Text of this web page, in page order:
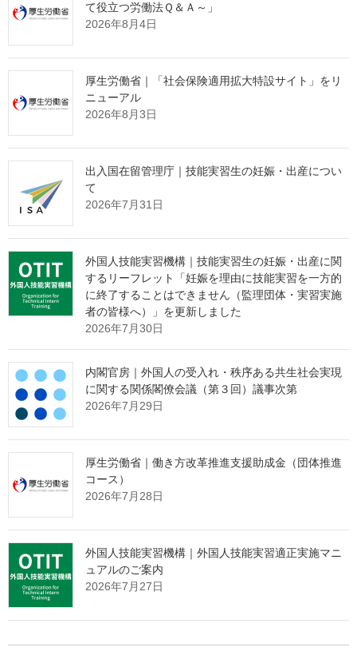
（MOC：Memorandum of Cooperation）を作成しました。
タイ王国との間では、既に技能実習制度に関する協力覚書を作
成しているところ、技能実習制度に替わり育成就労制度が運用開
今回の覚書は、育成就労外国人の送出しや受入れに関する二国
間の約束を定めることにより、両国が協力して、育成就労外国人
の保護をはじめ、育成就労制度の適正な運用を図ることを目的と
しています。
なお、育成就労制度に関する協力覚書については、今回のタイ王
国との間の覚書が初めての作成となります。覚書のポイントは、
以下のとおりです。
我が国の省庁の約束
監理支援機関の許可取消や育成就労計画の認定取消等を行っ
た場合は、タイ側に通知する。
タイ王国側から不適切な育成就労実施者についての通報がな
果をタイ王国側に報告する。
（※）外国人の育成就労の適正な実施及び育成就労外国人の保
護に関する法律（平成28年法律第89号）
タイ王国の省庁の約束
今回の覚書の基準に基づき、送出機関の認定事務を適切に行
て役立つ労働法Ｑ＆Ａ～」
2026年8月4日
厚生労働省｜「社会保険適用拡大特設サイト」をリ
ニューアル
2026年8月3日
出入国在留管理庁｜技能実習生の妊娠・出産につい
て
2026年7月31日
外国人技能実習機構｜技能実習生の妊娠・出産に関
するリーフレット「妊娠を理由に技能実習を一方的
に終了することはできません（監理団体・実習実施
者の皆様へ）」を更新しました
2026年7月30日
内閣官房｜外国人の受入れ・秩序ある共生社会実現
に関する関係閣僚会議（第３回）議事次第
2026年7月29日
厚生労働省｜働き方改革推進支援助成金（団体推進
コース）
2026年7月28日
外国人技能実習機構｜外国人技能実習適正実施マニ
ュアルのご案内
2026年7月27日